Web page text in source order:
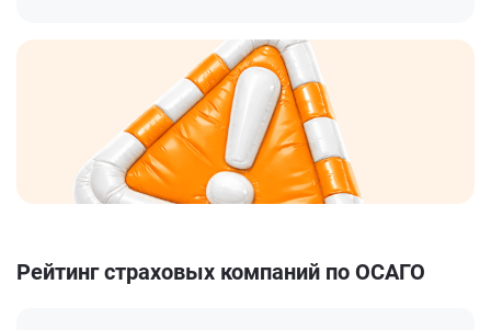
Рейтинг страховых компаний по ОСАГО